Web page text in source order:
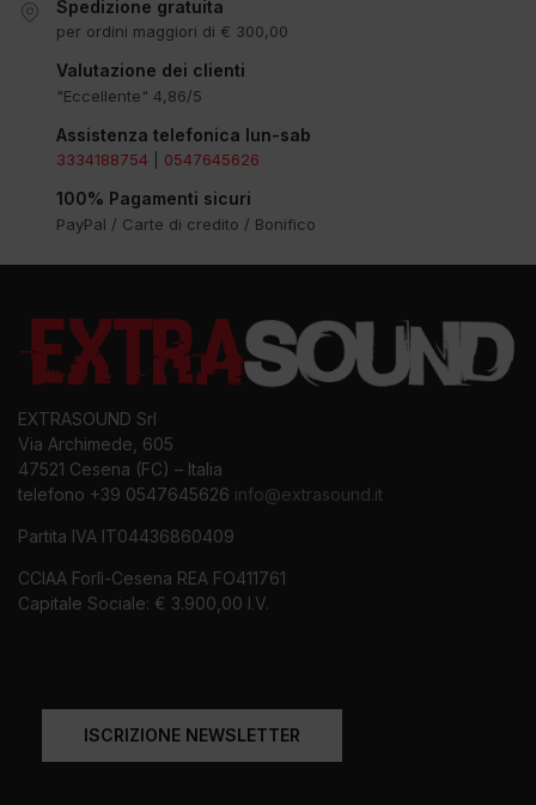
Spedizione gratuita
per ordini maggiori di € 300,00
Valutazione dei clienti
"Eccellente" 4,86/5
Assistenza telefonica lun-sab
3334188754 0547645626
100% Pagamenti sicuri
PayPal / Carte di credito / Bonifico
EXTRASOUND Srl
Via Archimede, 605
47521 Cesena (FC) – Italia
telefono +39 0547645626 info@extrasound.it
Partita IVA IT04436860409
CCIAA Forlì-Cesena REA FO411761
Capitale Sociale: € 3.900,00 I.V.
ISCRIZIONE NEWSLETTER